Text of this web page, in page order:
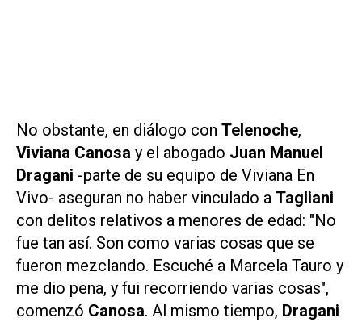
No obstante, en diálogo con Telenoche,
Viviana Canosa y el abogado Juan Manuel
Dragani -parte de su equipo de Viviana En
Vivo- aseguran no haber vinculado a Tagliani
con delitos relativos a menores de edad: "No
fue tan así. Son como varias cosas que se
fueron mezclando. Escuché a Marcela Tauro y
me dio pena, y fui recorriendo varias cosas",
comenzó Canosa. Al mismo tiempo, Dragani